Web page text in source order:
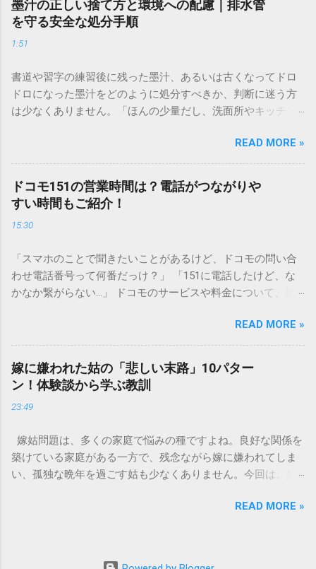
墨汁の正しい捨て方と環境への配慮｜排水管
を守る安全な処分手順
1:51
書道や習字の練習後に残った墨汁、あるいは古くなってドロ
ドロになった墨汁をどのように処分すべきか、判断に迷う方
は少なくありません。「ほんの少量だし、洗面所やキッチン
と、実は予期せぬトラブルを招く原因となります。 墨汁は、
一般的な生活排水とは性質が大きく異なります。そのまま排
水口へ流すことは環境負荷だけでなく、ご自宅の排水設備を
傷める可能性も高いため、非常に危険です。この記事では、
墨汁を安全かつ環境に優しい方法で処分するための手順と、
容器を適切に分別する方法を徹底解説します。 墨汁を「排水
す）」と「膠（にかわ）」、そして水です。これらは非常に
微細かつ独特の粘性を持っているため、下水処理や配管維持
の観点から以下の問題が発生します。 1. 環境への深刻な負荷
施設であっても、これらの微粒子を完全に分解・除去するこ
とは容易ではありません。大量に流し続けると河川や海まで
到達し、水質の濁りや生態系へ悪影響を及ぼすリスクがあり
ます。 2. 排水管の詰まりと劣化 墨汁の粘度を保っている「膠
め、深刻な詰まりを引き起こします。特に築年数が経過した
住宅では配管トラブルが起きやすく、修理費用が高額になる
ケースも珍しくありません。 3. 頑固なシミと汚れの沈着 陶器
やホーロー製のシンクに墨汁が付着すると、細かい粒子が素
材の隙間に入り込み、取れない黒ずみとなります。一度素材
READ MORE »
ドコモ151の営業時間は？電話がつながりや
すい時間もご紹介！
15:30
「スマホのことで聞きたいことがあるけど、ドコモの問い合
わせ電話番号って何番だっけ？」 「151に電話したけど、な
かなか繋がらない…」 ドコモのサービスや料金について、疑
ンフォメーションセンター」の専用電話番号「151」ですよ
ね。 でも、「 ドコモ151は何時まで 営業しているの？」「
151は何時から 受付可能なの？」と営業時間がわからず、な
かなか電話ができない方もいるかもしれません。 この記事で
は、ドコモ151の営業時間や、電話が繋がりやすい時間帯、さ
らには電話がつながらない時の対処法をわかりやすく解説し
言うと、ドコモのインフォメーションセンター「151」の受付
時間は、 午前9時から午後8時まで です。 年中無休で、土日
祝日も営業しています。「 151 営業時間 」を気にする際、ま
って連絡することができますね。 この時間内であれば、ドコ
以外からの問い合わせは、電話番号や通話料が異なるので注
READ MORE »
嫁に嫌われた姑の「悲しい末路」10パター
ン！体験談から学ぶ教訓
23:49
嫁姑問題は、多くの家庭で悩みの種ですよね。良好な関係を
築けている家庭がある一方で、残念ながら嫁に嫌われてしま
い、孤独な晩年を過ごす姑も少なくありません。今回は、嫁
を10パターンご紹介します。実体験に基づいたエピソードも
する 「まさか追い出されるなんて…」という声も聞かれるの
READ MORE »